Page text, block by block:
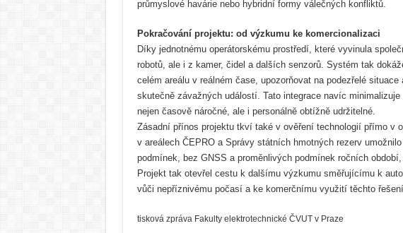
průmyslové havárie nebo hybridní formy válečných konfliktů.
Pokračování projektu: od výzkumu ke komercionalizaci
Díky jednotnému operátorskému prostředí, které vyvinula
robotů, ale i z kamer, čidel a dalších senzorů. Systém tak
celém areálu v reálném čase, upozorňovat na podezřelé
skutečně závažných událostí. Tato integrace navíc
nejen časově náročné, ale i personálně obtížně udržitelné.
Zásadní přínos projektu tkví také v ověření technologií přímo v
v areálech ČEPRO a Správy státních hmotných rezerv
podmínek, bez GNSS a proměnlivých podmínek ročních
Projekt tak otevřel cestu k dalšímu výzkumu směřujícímu k
vůči nepříznivému počasí a ke komerčnímu využití těchto
tisková zpráva Fakulty elektrotechnické ČVUT v Praze